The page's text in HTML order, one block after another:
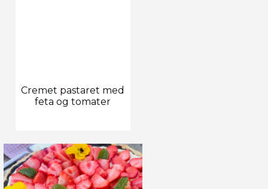
Cremet pastaret med
feta og tomater